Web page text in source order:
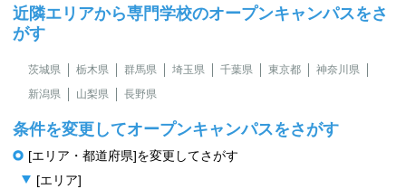
近隣エリアから専門学校のオープンキャンパスをさ
がす
茨城県 栃木県 群馬県 埼玉県 千葉県 東京都
神奈川県
新潟県
山梨県 長野県
条件を変更してオープンキャンパスをさがす
[エリア・都道府県]を変更してさがす
[エリア]